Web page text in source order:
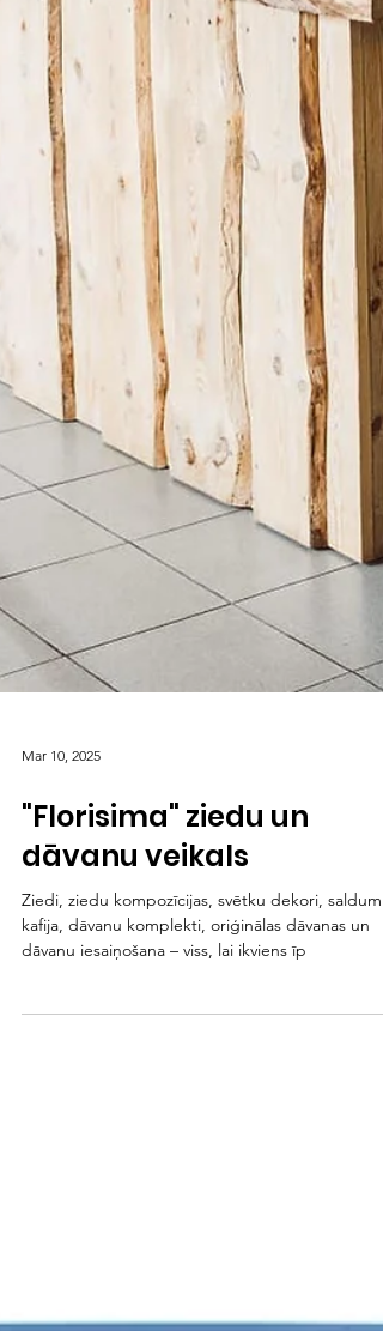
Mar 10, 2025
"Florisima" ziedu un
dāvanu veikals
Ziedi, ziedu kompozīcijas, svētku dekori, saldumi,
dāvanu iesaiņošana – viss, lai ikviens īp